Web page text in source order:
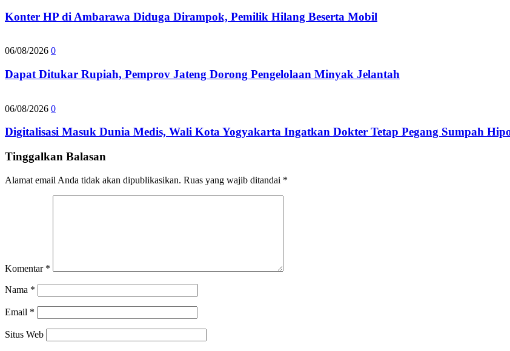
Konter HP di Ambarawa Diduga Dirampok, Pemilik Hilang Beserta Mobil
06/08/2026 0
Dapat Ditukar Rupiah, Pemprov Jateng Dorong Pengelolaan Minyak Jelantah
06/08/2026 0
Digitalisasi Masuk Dunia Medis, Wali Kota Yogyakarta Ingatkan Dokter Tetap Pegang Sumpah
Tinggalkan Balasan
Alamat email Anda tidak akan dipublikasikan. Ruas yang wajib ditandai *
Komentar *
Nama *
Email *
Situs Web